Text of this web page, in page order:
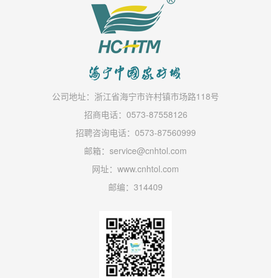
公司地址：浙江省海宁市许村镇市场路118号
招商电话：0573-87558126
招聘咨询电话：0573-87560999
邮箱：service@cnhtol.com
网址：www.cnhtol.com
邮编：314409